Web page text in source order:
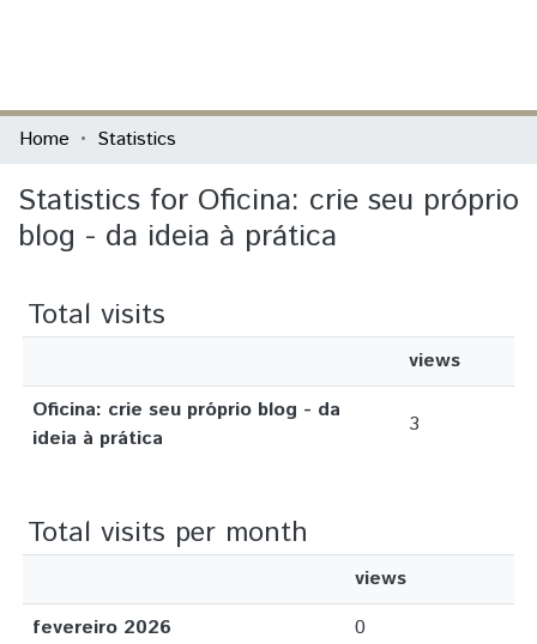
Communities & Collections
All of DSpace
Home Statistics
Statistics for Oficina: crie seu próprio
blog - da ideia à prática
Total visits
views
Oficina: crie seu próprio blog - da
ideia à prática
3
Total visits per month
views
fevereiro 2026
0